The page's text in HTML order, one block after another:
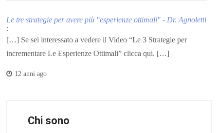
Le tre strategie per avere più "esperienze ottimali" - Dr. Agnoletti
:
[…] Se sei interessato a vedere il Video “Le 3 Strategie per
incrementare Le Esperienze Ottimali” clicca qui. […]
12 anni ago
Chi sono